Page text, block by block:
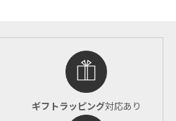
ギフトラッピング対応あり